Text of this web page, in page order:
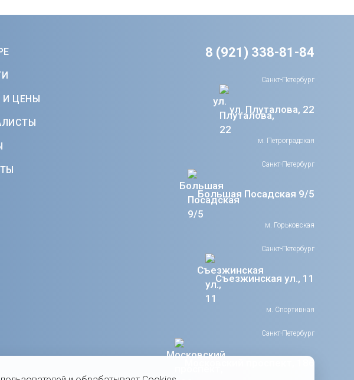
И ЦЕНЫ
8 (921) 338-81-84
Санкт-Петербург
ул. Плуталова, 22
м. Петроградская
Санкт-Петербург
Большая Посадская 9/5
м. Горьковская
Санкт-Петербург
Съезжинская ул., 11
м. Спортивная
Санкт-Петербург
Московский проспект, 186